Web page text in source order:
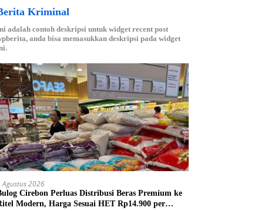
Kriminal
adalah contoh deskripsi untuk widget recent post
anda bisa memasukkan deskripsi pada widget
Agustus 2026
Cirebon Perluas Distribusi Beras Premium ke
Modern, Harga Sesuai HET Rp14.900 per